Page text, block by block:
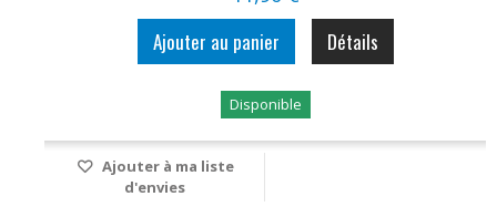
Ajouter au panier Détails
Disponible
Ajouter à ma liste
d'envies